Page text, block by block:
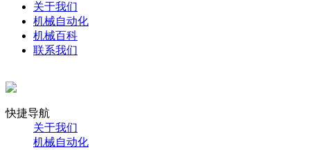
关于我们
机械自动化
机械百科
联系我们
快捷导航
关于我们
机械自动化